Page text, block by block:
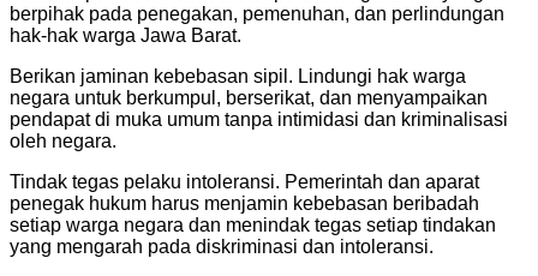
berpihak pada penegakan, pemenuhan, dan perlindungan
hak-hak warga Jawa Barat.
Berikan jaminan kebebasan sipil. Lindungi hak warga
negara untuk berkumpul, berserikat, dan menyampaikan
pendapat di muka umum tanpa intimidasi dan kriminalisasi
oleh negara.
Tindak tegas pelaku intoleransi. Pemerintah dan aparat
penegak hukum harus menjamin kebebasan beribadah
setiap warga negara dan menindak tegas setiap tindakan
yang mengarah pada diskriminasi dan intoleransi.